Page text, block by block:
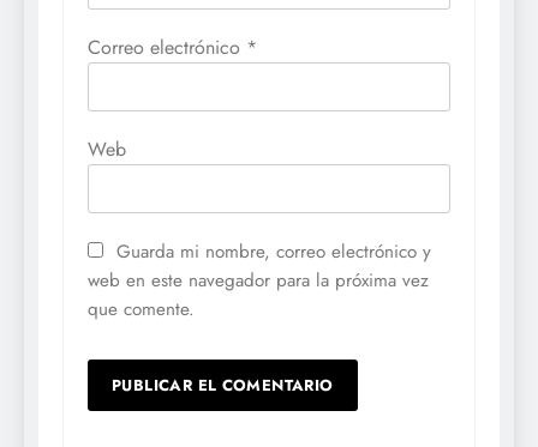
Correo electrónico *
Web
Guarda mi nombre, correo electrónico y
web en este navegador para la próxima vez
que comente.